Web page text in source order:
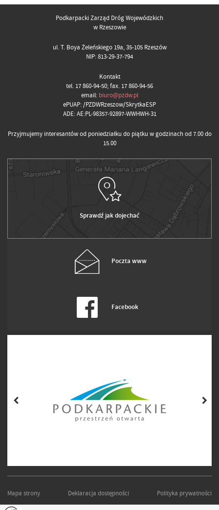
Podkarpacki Zarząd Dróg Wojewódzkich
w Rzeszowie
ul. T. Boya Żeleńskiego 19a, 35-105 Rzeszów
NIP: 813-29-37-794
Kontakt
tel. 17 860-94-50; fax. 17 860-94-56
email: biuro@pzdw.pl
ePUAP: /PZDWRzeszow/SkrytkaESP
ADE: AE:PL-98357-92897-WWHWH-31
Przyjmujemy interesantów od poniedziałku do piątku w godzinach od 7.00 do
15.00
Sprawdź jak dojechać
Poczta www
Facebook
Mapa strony Deklaracja dostępności Polityka prywatności